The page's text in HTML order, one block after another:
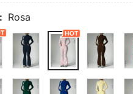
Rosa